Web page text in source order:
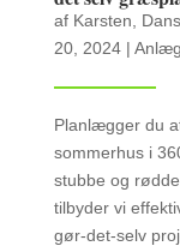
af Karsten,
20, 2024|
Planlægger du
sommerhus i
stubbe og
tilbyder vi
gør-det-selv